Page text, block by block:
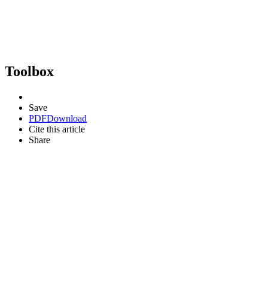
Toolbox
Save
PDFDownload
Cite this article
Share